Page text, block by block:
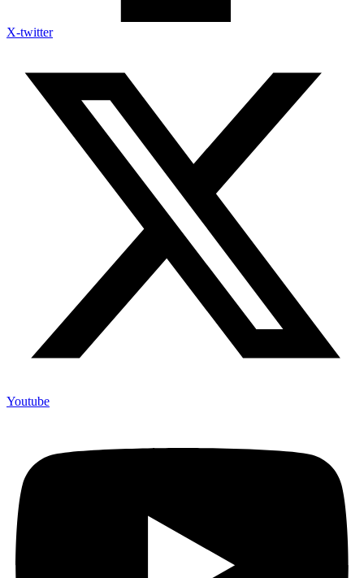
X-twitter
Youtube